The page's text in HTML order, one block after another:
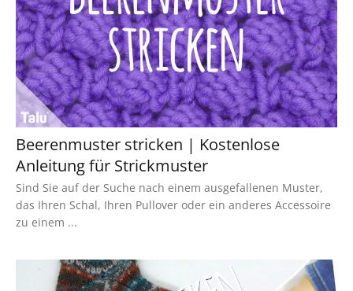
Beerenmuster stricken | Kostenlose
Anleitung für Strickmuster
Sind Sie auf der Suche nach einem ausgefallenen Muster,
das Ihren Schal, Ihren Pullover oder ein anderes Accessoire
zu einem ...